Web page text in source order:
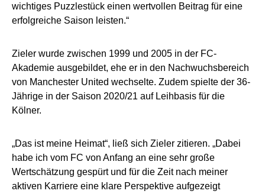
wichtiges Puzzlestück einen wertvollen Beitrag für eine
erfolgreiche Saison leisten.“
Zieler wurde zwischen 1999 und 2005 in der FC-
Akademie ausgebildet, ehe er in den Nachwuchsbereich
von Manchester United wechselte. Zudem spielte der 36-
Jährige in der Saison 2020/21 auf Leihbasis für die
Kölner.
„Das ist meine Heimat“, ließ sich Zieler zitieren. „Dabei
habe ich vom FC von Anfang an eine sehr große
Wertschätzung gespürt und für die Zeit nach meiner
aktiven Karriere eine klare Perspektive aufgezeigt